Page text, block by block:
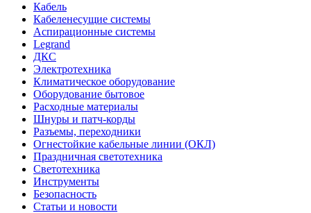
Кабель
Кабеленесущие системы
Аспирационные системы
Legrand
ДКС
Электротехника
Климатическое оборудование
Оборудование бытовое
Расходные материалы
Шнуры и патч-корды
Разъемы, переходники
Огнестойкие кабельные линии (ОКЛ)
Праздничная светотехника
Светотехника
Инструменты
Безопасность
Статьи и новости